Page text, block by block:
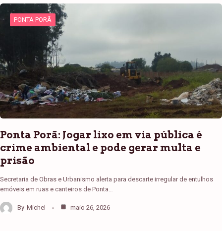
PONTA PORÃ
Ponta Porã: Jogar lixo em via pública é
crime ambiental e pode gerar multa e
prisão
Secretaria de Obras e Urbanismo alerta para descarte irregular de entulhos
emóveis em ruas e canteiros de Ponta…
By Michel maio 26, 2026